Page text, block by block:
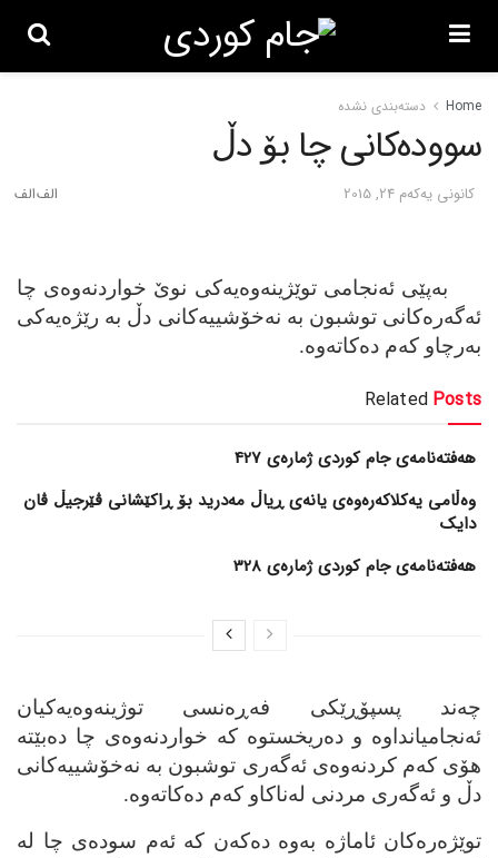
Home دسته‌بندی نشده
سووده‌کانی چا بۆ دڵ
كانونی یه‌كه‌م 24, 2015
بەپێی ئەنجامی توێژینەوەیەكی نوێ خواردنەوەی چا
ئەگەرەكانی توشبون بە نەخۆشییەكانی دڵ بە رێژەیەكی
بەرچاو كەم دەكاتەوە.
Related Posts
هەفتەنامەی جام کوردی ژمارەی 427
وەڵامی یەکلاکەرەوەی یانەی ڕیاڵ مەدرید بۆ ڕاکێشانی ڤێرجیڵ ڤان
دایک
هەفتەنامەی جام کوردی ژمارەی 328
چەند پسپۆڕێكی فەڕەنسی توژینەوەیەکیان
ئەنجامیانداوە و دەریخستوە كە خواردنەوەی چا دەبێتە
هۆی كەم كردنەوەی ئەگەری توشبون بە نەخۆشییەكانی
دڵ و ئەگەری مردنی لەناكاو كەم دەكاتەوە.
توێژەرەكان ئاماژە بەوە دەكەن كە ئەم سودەی چا لە